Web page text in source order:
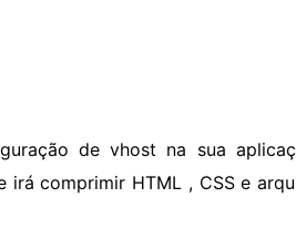
de vhost na sua
irá comprimir HTML , CSS e